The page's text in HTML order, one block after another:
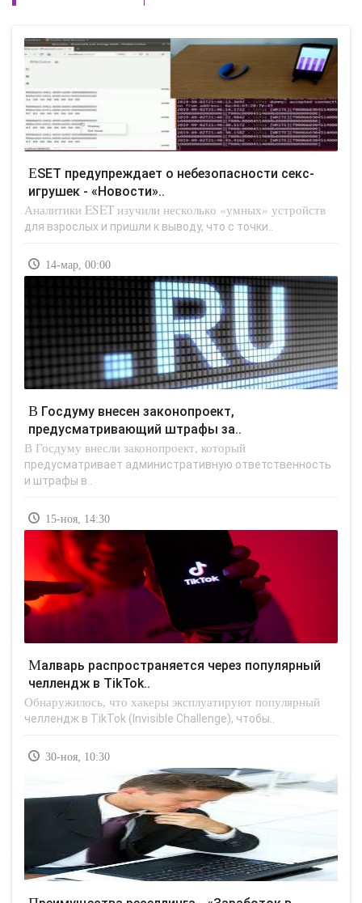
ESET предупреждает о небезопасности секс-
игрушек - «Новости»..
Аналитики ESET изучили несколько «умных» устройств
для взрослых и пришли к выводу, что с точки..
14-мар, 00:00
В Госдуму внесен законопроект,
предусматривающий штрафы за..
В Госдуму внесли законопроект, который
предусматривает административную ответственность
и штрафы в..
15-ноя, 14:30
Малварь распространяется через популярный
челлендж в TikTok..
Обнаружилось, что хакеры эксплуатируют популярный
челлендж в TikTok (Invisible Challenge), чтобы..
30-ноя, 10:30